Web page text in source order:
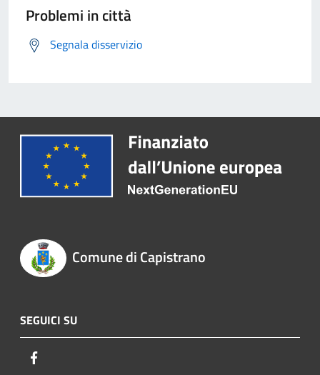
Problemi in città
Segnala disservizio
Comune di Capistrano
SEGUICI SU